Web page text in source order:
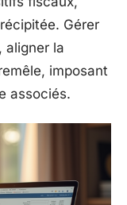
Gérer
aligner la
imposant
associés.